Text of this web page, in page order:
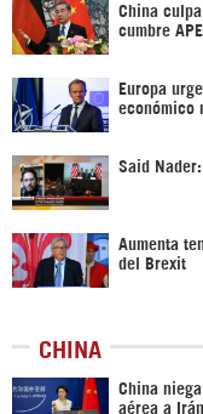
China
cumbre
Europa
económico
Said Nader:
Aumenta
del Brexit
CHINA
China
aérea a Irán